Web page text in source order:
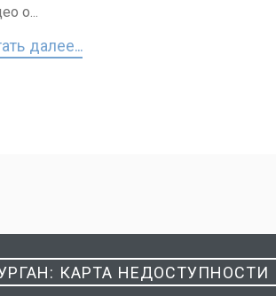
о...
далее...
КАРТА НЕДОСТУПНОСТИ